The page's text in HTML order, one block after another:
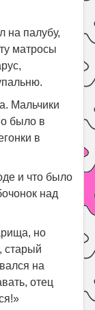
на палубу,
матросы
Мальчики
было в
в
и что было
над
но
старый
на
отец